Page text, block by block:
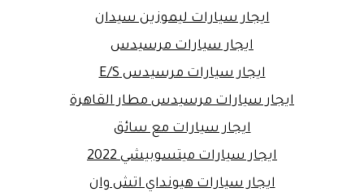
ايجار سيارات ليموزين سيدان
ايجار سيارات مرسيدس
ايجار سيارات مرسيدس E/S
ايجار سيارات مرسيدس مطار القاهرة
ايجار سيارات مع سائق
ايجار سيارات ميتسوبيشي 2022
ايجار سيارات هيونداي اتش وان